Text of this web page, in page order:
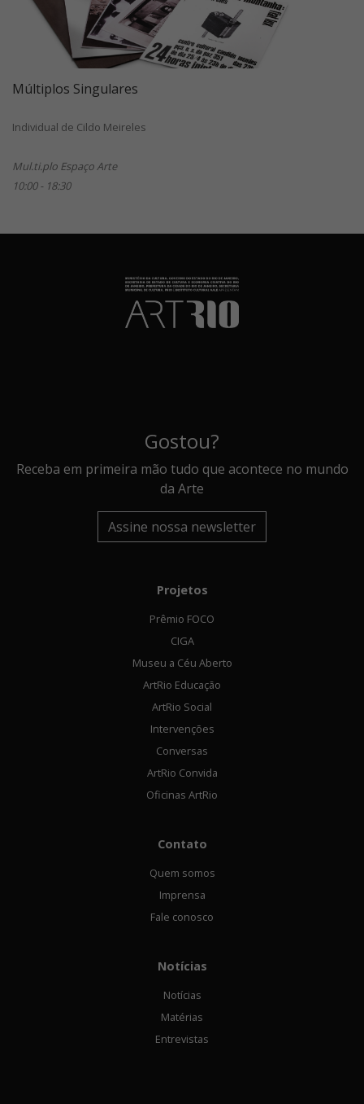
Múltiplos Singulares
Individual de Cildo Meireles
Mul.ti.plo Espaço Arte
10:00 - 18:30
Gostou?
Receba em primeira mão tudo que acontece no mundo
da Arte
Assine nossa newsletter
Projetos
Prêmio FOCO
CIGA
Museu a Céu Aberto
ArtRio Educação
ArtRio Social
Intervenções
Conversas
ArtRio Convida
Oficinas ArtRio
Contato
Quem somos
Imprensa
Fale conosco
Notícias
Notícias
Matérias
Entrevistas